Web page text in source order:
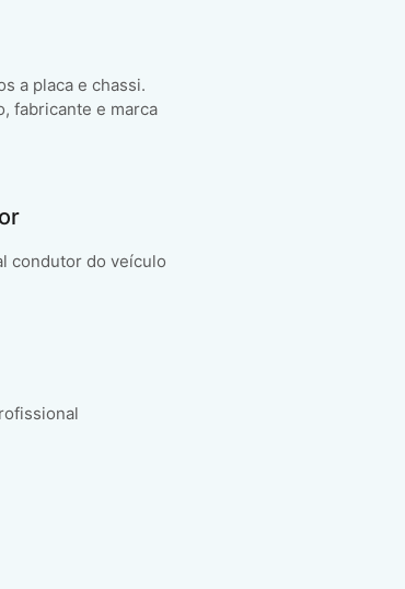
a placa e chassi.
fabricante e marca
condutor do veículo